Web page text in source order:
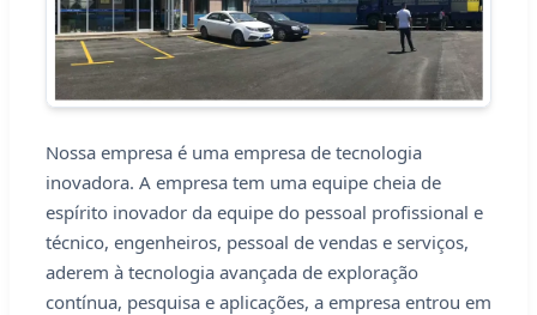
Nossa empresa é uma empresa de tecnologia
inovadora. A empresa tem uma equipe cheia de
espírito inovador da equipe do pessoal profissional e
técnico, engenheiros, pessoal de vendas e serviços,
aderem à tecnologia avançada de exploração
contínua, pesquisa e aplicações, a empresa entrou em